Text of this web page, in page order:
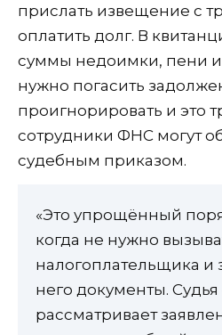
прислать извещение с
оплатить долг. В
суммы недоимки, пени и
нужно погасить
проигнорировать и это
сотрудники ФНС могут
судебным приказом.
«Это упрощённый
когда не нужно
налогоплательщика и
него документы.
рассматривает